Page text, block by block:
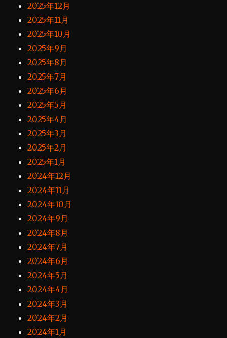
2025年12月
2025年11月
2025年10月
2025年9月
2025年8月
2025年7月
2025年6月
2025年5月
2025年4月
2025年3月
2025年2月
2025年1月
2024年12月
2024年11月
2024年10月
2024年9月
2024年8月
2024年7月
2024年6月
2024年5月
2024年4月
2024年3月
2024年2月
2024年1月